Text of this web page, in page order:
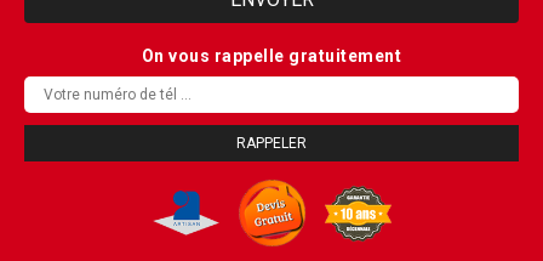
On vous rappelle gratuitement